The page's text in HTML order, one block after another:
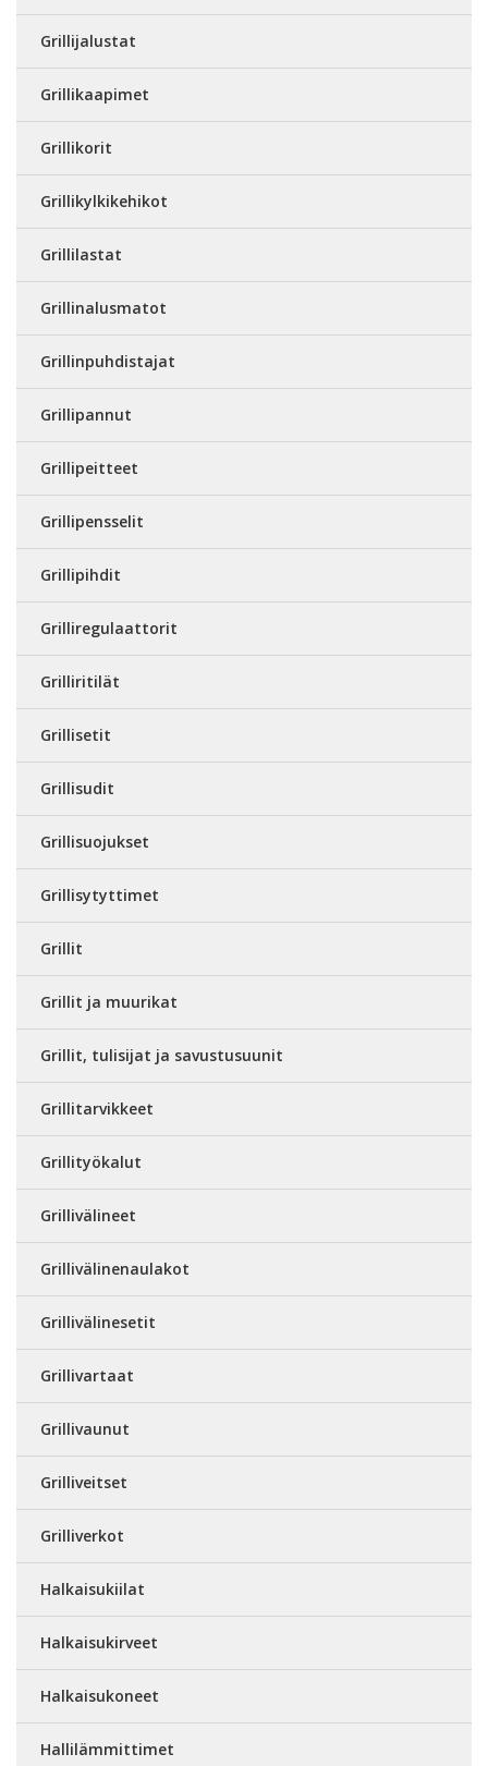
Grillijalustat
Grillikaapimet
Grillikorit
Grillikylkikehikot
Grillilastat
Grillinalusmatot
Grillinpuhdistajat
Grillipannut
Grillipeitteet
Grillipensselit
Grillipihdit
Grilliregulaattorit
Grilliritilät
Grillisetit
Grillisudit
Grillisuojukset
Grillisytyttimet
Grillit
Grillit ja muurikat
Grillit, tulisijat ja savustusuunit
Grillitarvikkeet
Grillityökalut
Grillivälineet
Grillivälinenaulakot
Grillivälinesetit
Grillivartaat
Grillivaunut
Grilliveitset
Grilliverkot
Halkaisukiilat
Halkaisukirveet
Halkaisukoneet
Hallilämmittimet